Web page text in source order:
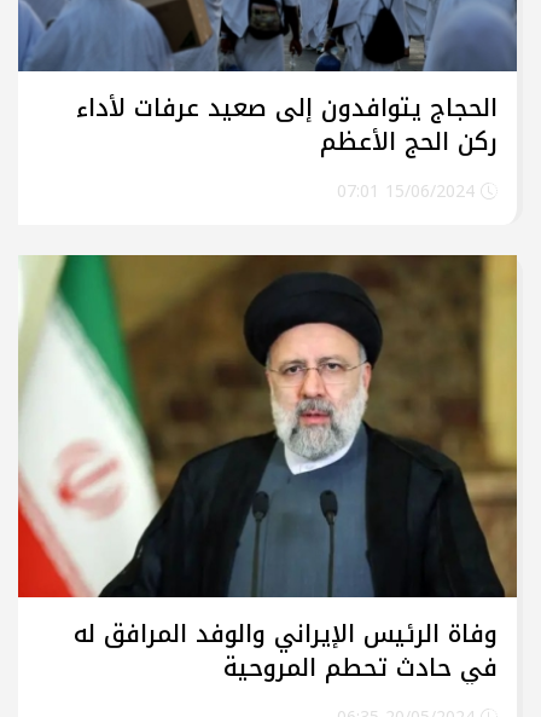
الحجاج يتوافدون إلى صعيد عرفات لأداء
ركن الحج الأعظم
وفاة الرئيس الإيراني والوفد المرافق له
في حادث تحطم المروحية